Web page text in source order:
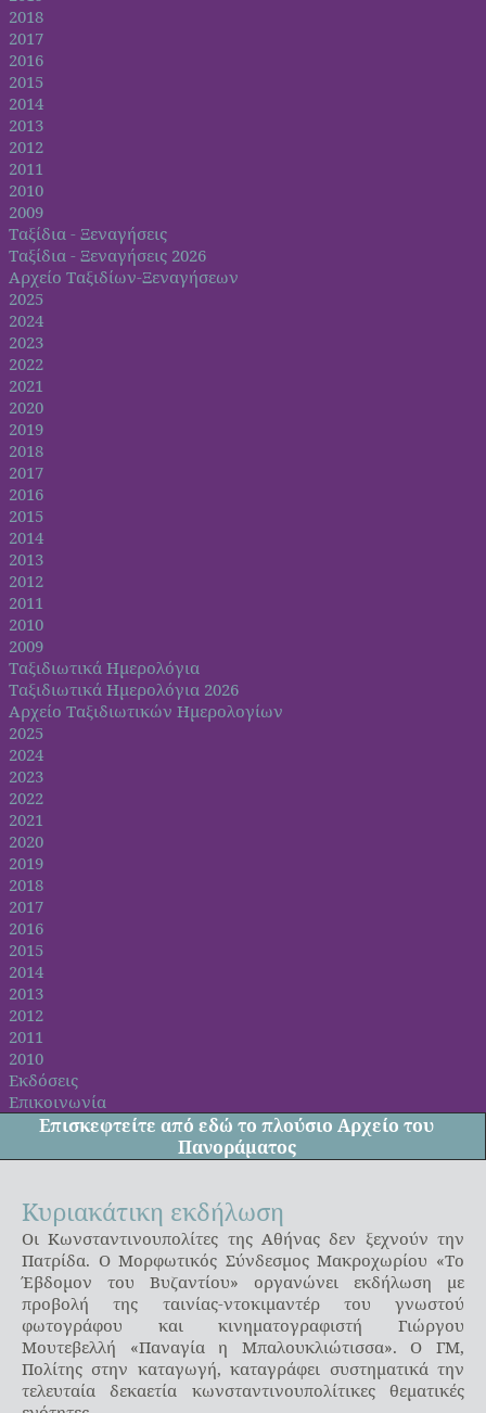
2018
2017
2016
2015
2014
2013
2012
2011
2010
2009
Ταξίδια - Ξεναγήσεις
Ταξίδια - Ξεναγήσεις 2026
Αρχείο Ταξιδίων-Ξεναγήσεων
2025
2024
2023
2022
2021
2020
2019
2018
2017
2016
2015
2014
2013
2012
2011
2010
2009
Ταξιδιωτικά Ημερολόγια
Ταξιδιωτικά Ημερολόγια 2026
Αρχείο Ταξιδιωτικών Ημερολογίων
2025
2024
2023
2022
2021
2020
2019
2018
2017
2016
2015
2014
2013
2012
2011
2010
Εκδόσεις
Επικοινωνία
Επισκεφτείτε από εδώ το πλούσιο Αρχείο του
Πανοράματος
Κυριακάτικη εκδήλωση
Οι Κωνσταντινουπολίτες της Αθήνας δεν ξεχνούν την
Πατρίδα. Ο Μορφωτικός Σύνδεσμος Μακροχωρίου «Το
Έβδομον του Βυζαντίου» οργανώνει εκδήλωση με
προβολή της ταινίας-ντοκιμαντέρ του γνωστού
φωτογράφου και κινηματογραφιστή Γιώργου
Μουτεβελλή «Παναγία η Μπαλουκλιώτισσα». Ο ΓΜ,
Πολίτης στην καταγωγή, καταγράφει συστηματικά την
τελευταία δεκαετία κωνσταντινουπολίτικες θεματικές